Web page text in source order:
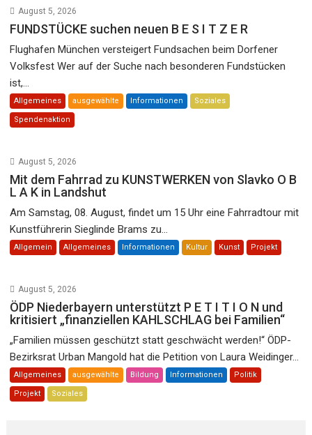
August 5, 2026
FUNDSTÜCKE suchen neuen B E S I T Z E R
Flughafen München versteigert Fundsachen beim Dorfener
Volksfest Wer auf der Suche nach besonderen Fundstücken
ist,...
Allgemeines ausgewählte Informationen Soziales
Spendenaktion
August 5, 2026
Mit dem Fahrrad zu KUNSTWERKEN von Slavko O B
L A K in Landshut
Am Samstag, 08. August, findet um 15 Uhr eine Fahrradtour mit
Kunstführerin Sieglinde Brams zu...
Allgemein Allgemeines Informationen Kultur Kunst Projekt
August 5, 2026
ÖDP Niederbayern unterstützt P E T I T I O N und
kritisiert „finanziellen KAHLSCHLAG bei Familien“
„Familien müssen geschützt statt geschwächt werden!“ ÖDP-
Bezirksrat Urban Mangold hat die Petition von Laura Weidinger...
Allgemeines ausgewählte Bildung Informationen Politik
Projekt Soziales